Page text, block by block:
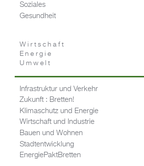
Soziales
Gesundheit
Wirtschaft
Energie
Umwelt
Infrastruktur und Verkehr
Zukunft : Bretten!
Klimaschutz und Energie
Wirtschaft und Industrie
Bauen und Wohnen
Stadtentwicklung
EnergiePaktBretten